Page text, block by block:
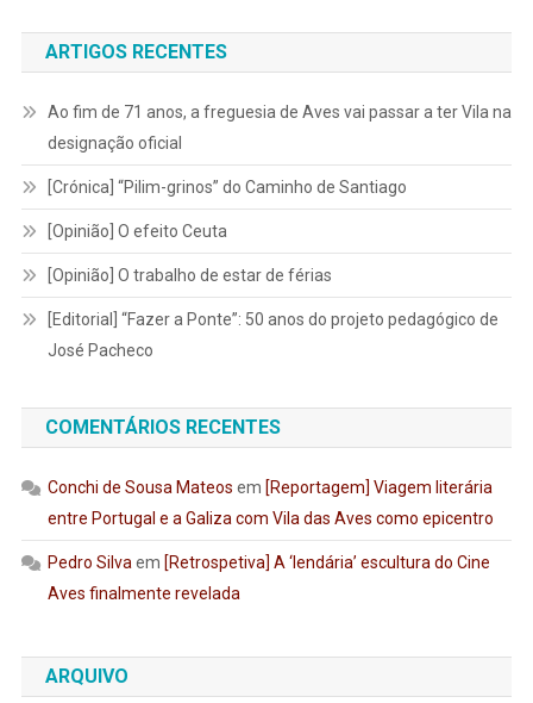
ARTIGOS RECENTES
Ao fim de 71 anos, a freguesia de Aves vai passar a ter Vila na
designação oficial
[Crónica] “Pilim-grinos” do Caminho de Santiago
[Opinião] O efeito Ceuta
[Opinião] O trabalho de estar de férias
[Editorial] “Fazer a Ponte”: 50 anos do projeto pedagógico de
José Pacheco
COMENTÁRIOS RECENTES
Conchi de Sousa Mateos em [Reportagem] Viagem literária
entre Portugal e a Galiza com Vila das Aves como epicentro
Pedro Silvaem [Retrospetiva] A ‘lendária’ escultura do Cine
Aves finalmente revelada
ARQUIVO